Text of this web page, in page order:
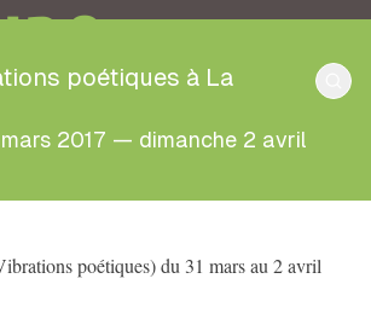
poétiques à La
2017 — dimanche 2 avril
poétiques) du 31 mars au 2 avril